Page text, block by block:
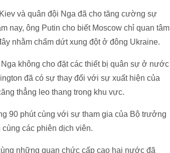
và quân đội Nga đã cho tăng cường sự
nay, ông Putin cho biết Moscow chỉ quan tâm
nhằm chấm dứt xung đột ở đông Ukraine.
không cho đặt các thiết bị quân sự ở nước
đã có sự thay đổi với sự xuất hiện của
thẳng leo thang trong khu vực.
90 phút cùng với sự tham gia của Bộ trưởng
các phiên dịch viên.
những quan chức cấp cao hai nước đã